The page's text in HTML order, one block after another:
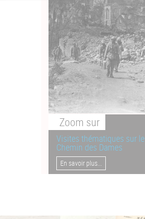
Zoom sur
Visites thématiques sur le
Chemin des Dames
En savoir plus...